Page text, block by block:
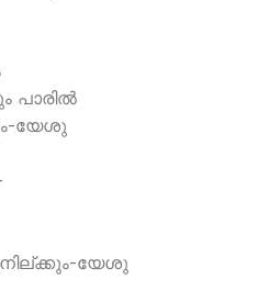
പാരില്‍
യേശു
യേശു